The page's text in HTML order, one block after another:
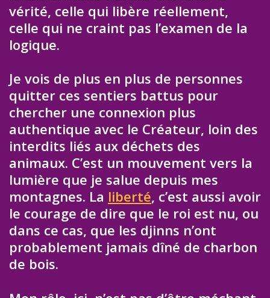
vérité, celle qui libère réellement,
celle qui ne craint pas l’examen de la
logique.
Je vois de plus en plus de personnes
quitter ces sentiers battus pour
chercher une connexion plus
authentique avec le Créateur, loin des
interdits liés aux déchets des
animaux. C’est un mouvement vers la
lumière que je salue depuis mes
montagnes. La liberté, c’est aussi avoir
le courage de dire que le roi est nu, ou
dans ce cas, que les djinns n’ont
probablement jamais dîné de charbon
de bois.